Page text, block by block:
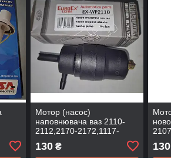
Мотор (насос)
наповнювача ваз 2110-
2112,2170-2172,1117-
130₴ 130